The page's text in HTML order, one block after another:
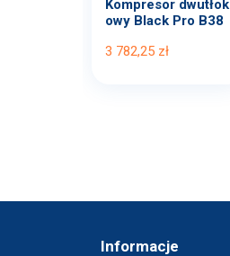
Kompresor dwutłok
owy Black Pro B38
3 782,25 zł
Informacje